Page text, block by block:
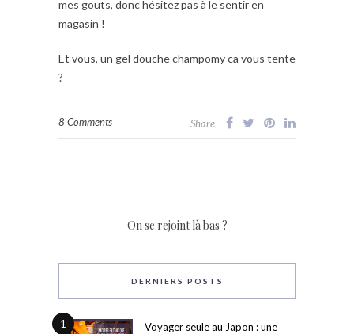
mes gouts, donc hésitez pas à le sentir en
magasin !
Et vous, un gel douche champomy ca vous tente
?
8 Comments Share
On se rejoint là bas ?
DERNIERS POSTS
1
Voyager seule au Japon : une